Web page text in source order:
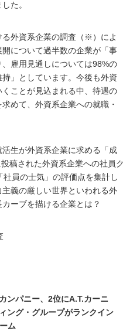
た。
外資系企業の調査（※）によ
について過半数の企業が「事
雇用見通しについては98%の
」としています。今後も外資
ことが見込まれる中、待遇の
めて、外資系企業への就職・
生が外資系企業に求める「成
稿された外資系企業への社員ク
員の士気」の評価点を集計し
義の厳しい世界といわれる外
ーブを描ける企業とは？
ンパニー、2位にA.T.カーニ
ング・グループがランクイン
ム